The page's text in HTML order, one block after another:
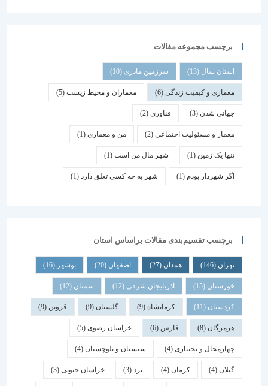
برچسب مجموعه مقالات
استان سال(13) سرزمین مادری(10)
معماری و کیفیت زندگی(6) معماران و محیط زیست(5)
جهانی شدن(3) فناوری (2)
معمار و مسئولیت اجتماعی (2) من و معماری (1)
تنها یک زمین(1) شهر مال من است(1)
اگر شهردار بودم (1) شهر به چه کسی تعلق دارد(1)
برچسب تقسیم‌بندی مقالات براساس استان
همدان اصفهان (20) بوشهر
خوزستان(15) آذربایجان شرقی(12) سمنان (12)
کردستان(11) کرمانشاه(9) گلستان (9) قزوین
هرمزگان(8) فارس خراسان رضوی(5)
چهارمحال و بختیاری (4) سیستان و بلوچستان(4)
کرمان یزد خراسان جنوبی(3)